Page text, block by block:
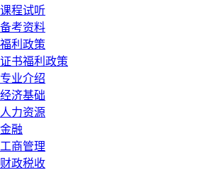
课程试听
备考资料
福利政策
证书福利政策
专业介绍
经济基础
人力资源
金融
工商管理
财政税收